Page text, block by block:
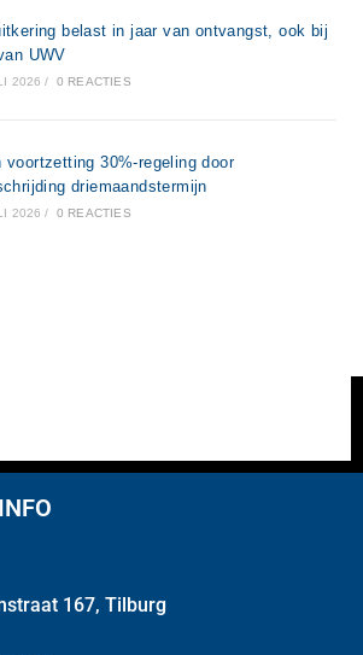
belast in jaar van ontvangst, ook bij
UWV
2026 / 0 REACTIES
voortzetting 30%-regeling door
driemaandstermijn
2026 / 0 REACTIES
167, Tilburg